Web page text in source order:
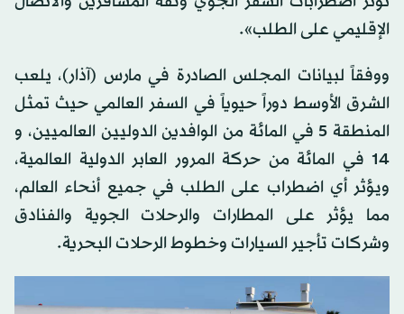
الإقليمي على الطلب».
ووفقاً لبيانات المجلس الصادرة في مارس (آذار)، يلعب
الشرق الأوسط دوراً حيوياً في السفر العالمي حيث تمثل
المنطقة 5 في المائة من الوافدين الدوليين العالميين، و
14 في المائة من حركة المرور العابر الدولية العالمية،
ويؤثر أي اضطراب على الطلب في جميع أنحاء العالم،
مما يؤثر على المطارات والرحلات الجوية والفنادق
وشركات تأجير السيارات وخطوط الرحلات البحرية.